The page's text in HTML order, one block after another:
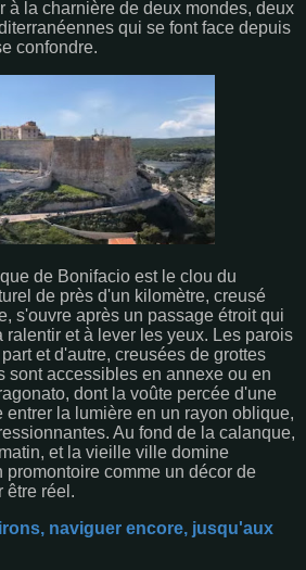
à la charnière de deux mondes, deux
qui se font face depuis
confondre.
de Bonifacio est le clou du
de près d'un kilomètre, creusé
s'ouvre après un passage étroit qui
et à lever les yeux. Les parois
et d'autre, creusées de grottes
sont accessibles en annexe ou en
dont la voûte percée d'une
la lumière en un rayon oblique,
Au fond de la calanque,
et la vieille ville domine
promontoire comme un décor de
être réel.
naviguer encore, jusqu'aux